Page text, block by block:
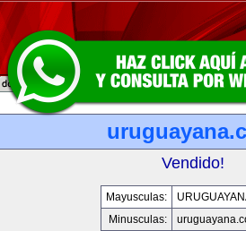
Vendido!
Mayusculas:
Minusculas: